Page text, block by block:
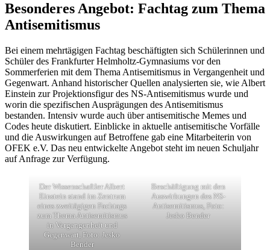
Besonderes Angebot: Fachtag zum Thema
Antisemitismus
Bei einem mehrtägigen Fachtag beschäftigten sich Schülerinnen und
Schüler des Frankfurter Helmholtz-Gymnasiums vor den
Sommerferien mit dem Thema Antisemitismus in Vergangenheit und
Gegenwart. Anhand historischer Quellen analysierten sie, wie Albert
Einstein zur Projektionsfigur des NS-Antisemitismus wurde und
worin die spezifischen Ausprägungen des Antisemitismus
bestanden. Intensiv wurde auch über antisemitische Memes und
Codes heute diskutiert. Einblicke in aktuelle antisemitische Vorfälle
und die Auswirkungen auf Betroffene gab eine Mitarbeiterin von
OFEK e.V. Das neu entwickelte Angebot steht im neuen Schuljahr
auf Anfrage zur Verfügung.
Der Wissenschaftler Albert
Einstein stand im Zentrum
eines zweitägigen Fachtags
zum Thema Antisemitismus
in Vergangenheit und
Gegenwart, Foto: Jesko
Bender
Beschäftigung mit den
Auswirkungen des NS-
Antisemitismus, Foto:
Jesko Bender